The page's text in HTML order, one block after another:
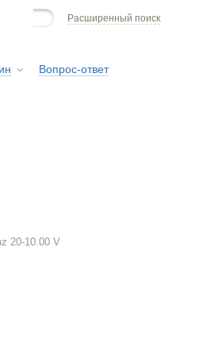
Расширенный поиск
Вопрос-ответ
20-10.00 V